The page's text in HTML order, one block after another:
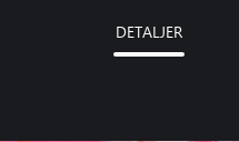
DETALJER